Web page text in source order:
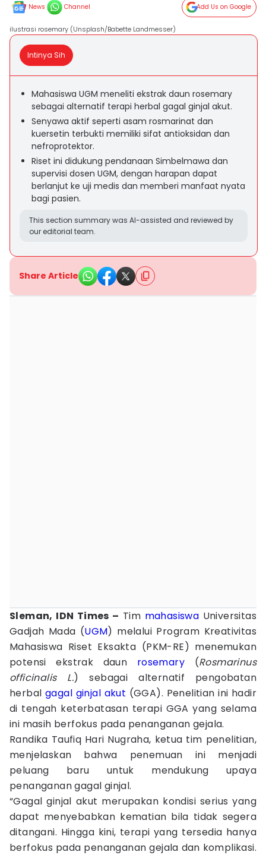
News Channel Add Us on Google
ilustrasi rosemary (Unsplash/Babette Landmesser)
Intinya Sih
Mahasiswa UGM meneliti ekstrak daun rosemary
sebagai alternatif terapi herbal gagal ginjal akut.
Senyawa aktif seperti asam rosmarinat dan
kuersetin terbukti memiliki sifat antioksidan dan
nefroprotektor.
Riset ini didukung pendanaan Simbelmawa dan
supervisi dosen UGM, dengan harapan dapat
berlanjut ke uji medis dan memberi manfaat nyata
bagi pasien.
This section summary was AI-assisted and reviewed by
our editorial team.
Share Article
Sleman, IDN Times – Tim mahasiswa Universitas
Gadjah Mada (UGM) melalui Program Kreativitas
Mahasiswa Riset Eksakta (PKM-RE) menemukan
potensi ekstrak daun rosemary (Rosmarinus
officinalis L.) sebagai alternatif pengobatan
herbal gagal ginjal akut (GGA). Penelitian ini hadir
di tengah keterbatasan terapi GGA yang selama
ini masih berfokus pada penanganan gejala.
Randika Taufiq Hari Nugraha, ketua tim penelitian,
menjelaskan bahwa penemuan ini menjadi
peluang baru untuk mendukung upaya
penanganan gagal ginjal.
“Gagal ginjal akut merupakan kondisi serius yang
dapat menyebabkan kematian bila tidak segera
ditangani. Hingga kini, terapi yang tersedia hanya
berfokus pada penanganan gejala dan komplikasi.